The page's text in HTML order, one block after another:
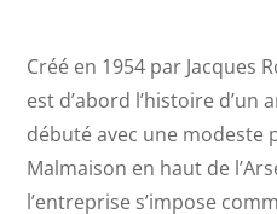
Créé en 1954 par Jacques
est d’abord l’histoire d’un
débuté avec une modeste
Malmaison en haut de
l’entreprise s’impose